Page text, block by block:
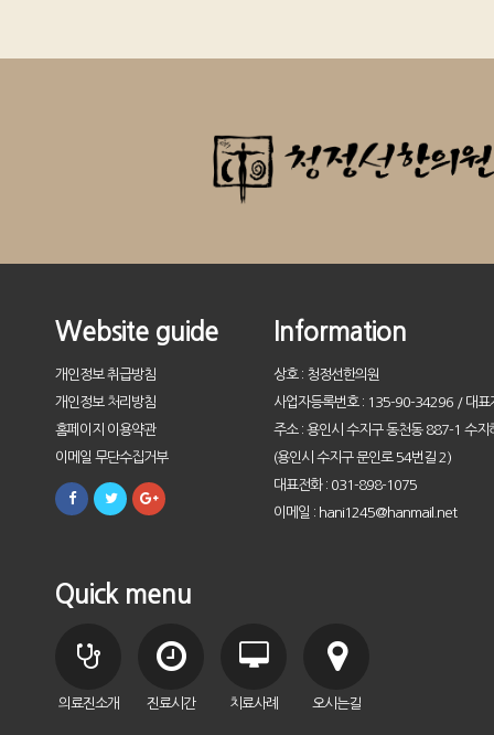
Website guide
개인정보 취급방침
개인정보 처리방침
홈페이지 이용약관
이메일 무단수집거부
Information
상호 : 청정선한의원
사업자등록번호 : 135-90-34296 / 대표
주소 : 용인시 수지구 동천동 887-1 수지
(용인시 수지구 문인로 54번길 2)
대표전화 : 031-898-1075
이메일 : hani1245@hanmail.net
Quick menu
의료진소개 진료시간 치료사례 오시는길